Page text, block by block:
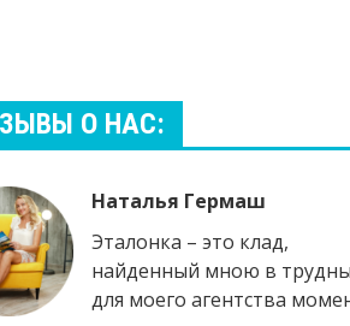
О НАС:
Наталья Гермаш
Эталонка – это клад,
найденный мною в
для моего агентства